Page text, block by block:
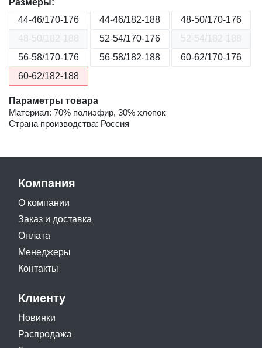
Размеры:
44-46/170-176
44-46/182-188
48-50/170-176
48-50/182-188
52-54/170-176
52-54/182-188
56-58/170-176
56-58/182-188
60-62/170-176
60-62/182-188
Параметры товара
Материал: 70% полиэфир, 30% хлопок
Страна производства: Россия
Компания
О компании
Заказ и доставка
Оплата
Менеджеры
Контакты
Клиенту
Новинки
Распродажа